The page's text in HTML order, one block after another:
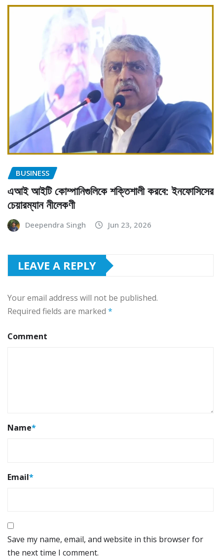
BUSINESS
এআই আইটি কোম্পানিগুলিকে শক্তিশালী করবে: ইনফোসিসের
চেয়ারম্যান নীলেকণী
Deependra Singh Jun 23, 2026
LEAVE A REPLY
Your email address will not be published.
Required fields are marked *
Comment
Name*
Email*
Save my name, email, and website in this browser for
the next time I comment.